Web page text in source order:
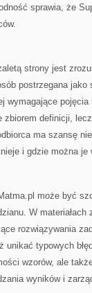
sprawia, że
strony jest
postrzegana jako
wymagające
zbiorem definicji,
ma szansę
i gdzie można je
może być
W
rozwiązywania
unikać typowych
wzorów, ale
wyników i